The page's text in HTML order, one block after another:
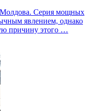
Серия мощных
явлением, однако
причину этого …